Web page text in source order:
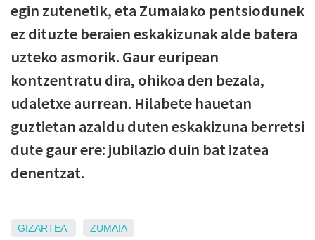
egin zutenetik, eta Zumaiako pentsiodunek
ez dituzte beraien eskakizunak alde batera
uzteko asmorik. Gaur euripean
kontzentratu dira, ohikoa den bezala,
udaletxe aurrean. Hilabete hauetan
guztietan azaldu duten eskakizuna berretsi
dute gaur ere: jubilazio duin bat izatea
denentzat.
GIZARTEA ZUMAIA